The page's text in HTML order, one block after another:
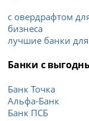
с овердрафтом
бизнеса
лучшие банки
Банки с
Банк Точка
Альфа-Банк
Банк ПСБ